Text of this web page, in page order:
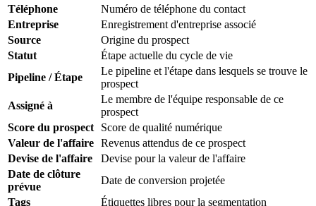
Téléphone
Numéro de téléphone du contact
Entreprise
Enregistrement d'entreprise associé
Source
Origine du prospect
Statut
Étape actuelle du cycle de vie
Pipeline / Étape
Le pipeline et l'étape dans lesquels se trouve le
prospect
Assigné à
Le membre de l'équipe responsable de ce
prospect
Score du prospect
Score de qualité numérique
Valeur de l'affaire Revenus attendus de ce prospect
Devise de l'affaire
Devise pour la valeur de l'affaire
Date de clôture
prévue
Date de conversion projetée
Tags
Étiquettes libres pour la segmentation